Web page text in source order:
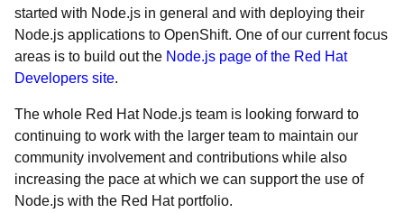
started with Node.js in general and with deploying their
Node.js applications to OpenShift. One of our current focus
areas is to build out the Node.js page of the Red Hat
Developers site.
The whole Red Hat Node.js team is looking forward to
continuing to work with the larger team to maintain our
community involvement and contributions while also
increasing the pace at which we can support the use of
Node.js with the Red Hat portfolio.